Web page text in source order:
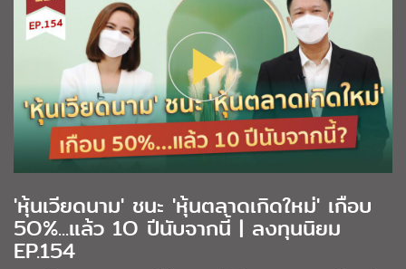
'หุ้นเวียดนาม' ชนะ 'หุ้นตลาดเกิดใหม่' เกือบ
5O%...แล้ว 1O ปีนับจากนี้ | ลงทุนนิยม
EP.154